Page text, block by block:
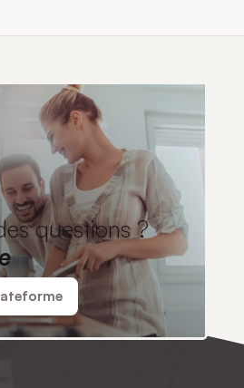
questions ?